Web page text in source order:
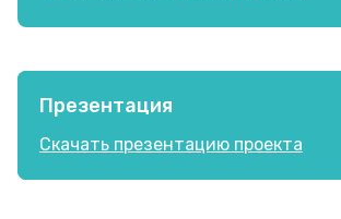
Презентация
Скачать презентацию проекта